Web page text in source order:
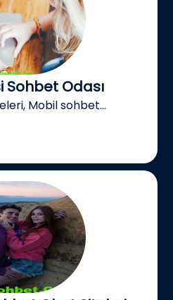
Sohbet Odası
Mobil sohbet...